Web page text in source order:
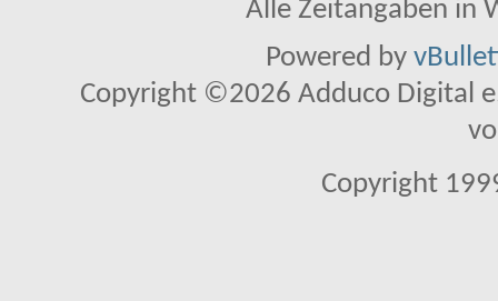
Alle Zeitangaben in
Powered by
Copyright ©2026 Adduco Digital
Copyright